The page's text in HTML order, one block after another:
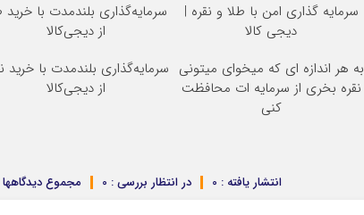
سرمایه گذاری امن با طلا و نقره |
دیجی کالا
سرمایه‌گذاری بلندمدت با خرید
از دیجی‌کالا
به هر اندازه ای که میخوای میتونی
نقره بخری از سرمایه ات محافظت
کنی
سرمایه‌گذاری بلندمدت با خرید
از دیجی‌کالا
مجموع دیدگاهها در انتظار بررسی : 0 انتشار یافته : 0